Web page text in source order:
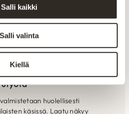
Salli kaikki
Salli valinta
Kiellä
Kaikki valikoimamme
Kajaanin
kertoo Suomessa
tuotteista. Pidämme
työn lippua.
huolellisesti
käsissä. Laatu näkyy